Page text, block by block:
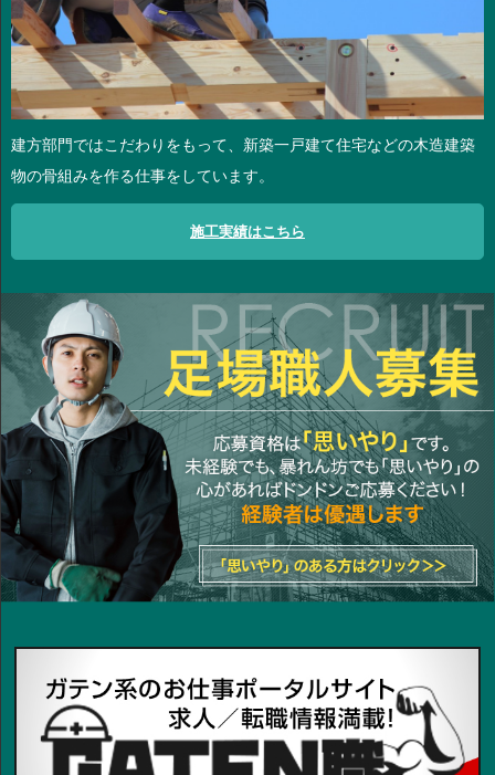
建方部門ではこだわりをもって、新築一戸建て住宅などの木造建築
物の骨組みを作る仕事をしています。
施工実績はこちら